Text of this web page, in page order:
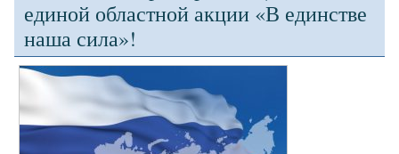
единой областной акции «В единстве
наша сила»!